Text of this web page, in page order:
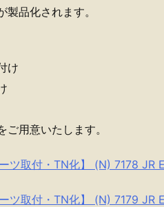
品化されます。
け
ご用意いたします。
取付・TN化】 (N) 7178 JR
取付・TN化】 (N) 7179 JR